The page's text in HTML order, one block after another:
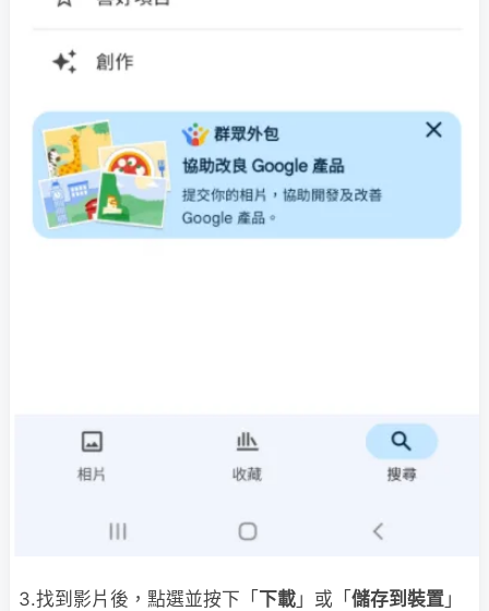
3.找到影片後，點選並按下「下載 」或「儲存到裝置 」